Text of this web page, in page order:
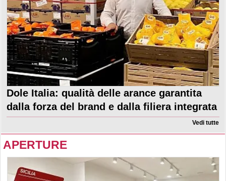
Dole Italia: qualità delle arance garantita
dalla forza del brand e dalla filiera integrata
Vedi tutte
APERTURE